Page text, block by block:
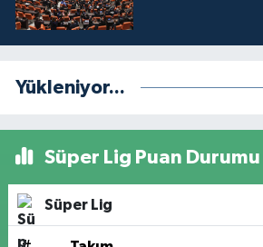
Yükleniyor...
Süper Lig Puan Durumu
Süper Lig